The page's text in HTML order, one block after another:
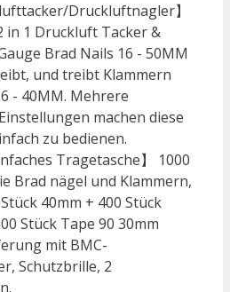
Druckluftnagler】
in 1 Druckluft Tacker &
Brad Nails 16 - 50MM
und treibt Klammern
- 40MM. Mehrere
machen diese
zu bedienen.
Tragetasche】 1000
Brad nägel und Klammern,
40mm + 400 Stück
Stück Tape 90 30mm
mit BMC-
Schutzbrille, 2